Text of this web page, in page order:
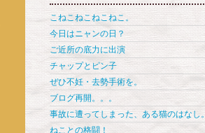
こねこねこねこねこ。
今日はニャンの日？
ご近所の底力に出演
チャップとピン子
ぜひ不妊・去勢手術を。
ブログ再開。。。
事故に遭ってしまった、ある猫のはなし。
ねことの格闘！